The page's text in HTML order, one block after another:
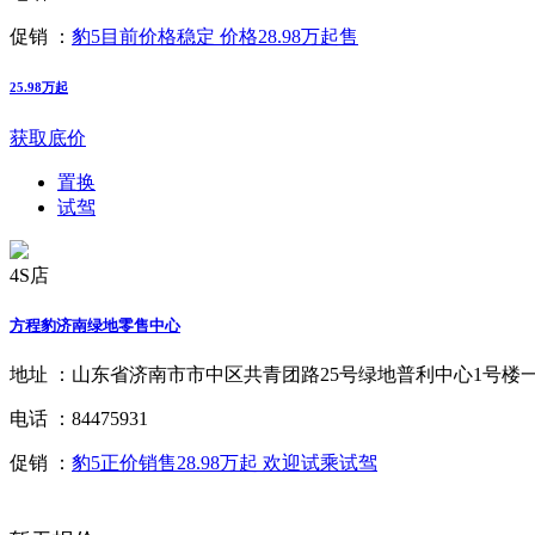
促销 ： 豹5目前价格稳定 价格28.98万起售
25.98万起
获取底价
置换
试驾
4S店
方程豹济南绿地零售中心
地址 ： 山东省济南市市中区共青团路25号绿地普利中心1号楼
电话 ： 84475931
促销 ： 豹5正价销售28.98万起 欢迎试乘试驾